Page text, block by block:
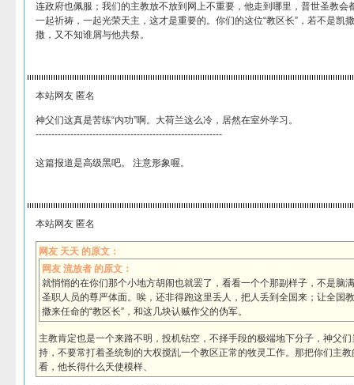
连政府也佩服；我们的主教放不放到网上不重要，他走到哪里，普世圣教会
一起祈祷，一起光荣天主，这才是重要的。你们的这位“教区长”，若不是凯
撒，又不知谁屑与他共祭。
本站网友 匿名
神父们这真是苦练“内功”啊。大荷兰这么冷，居然在室外学习。
-----------------------------------------------------------
这篇报道是高级黑吧。 注意形象喔。
本站网友 匿名
网友 天天 的原文：
网友 流放者 的原文：
就悄悄的在你们那个小地方胡闹也就罢了，看看一个个那副样子，不是脑
圣职人员的尊严体面。唉，还非得跑这里丢人，把人丢到全国来；让全国
撒来任命的“教区长”，和这几块认贼作父的伪军。
主教肯定也是一个来路不明，投机钻空，不择手段的极端地下分子，神父
持，不要常打着圣统制的大权搅乱一个教区正常的牧灵工作。那把你们主
看，他长得什么天使模样、